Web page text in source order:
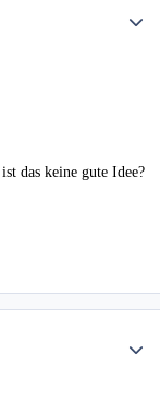
das keine gute Idee?